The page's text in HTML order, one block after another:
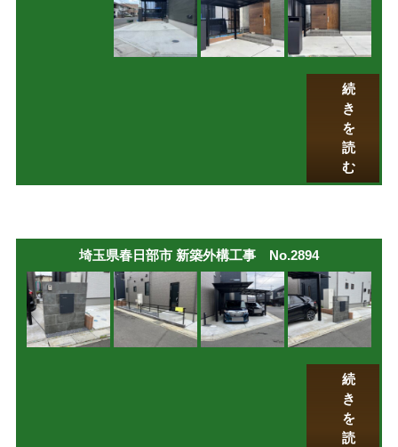
続
き
を
読
む
埼玉県春日部市 新築外構工事 No.2894
続
き
を
読